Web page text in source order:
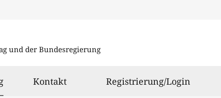
und der Bundesregierung
ausgewählt
Kontakt Registrierung/Login